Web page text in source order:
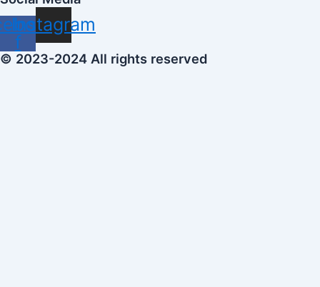
f
Instagram
© 2023-2024 All rights reserved